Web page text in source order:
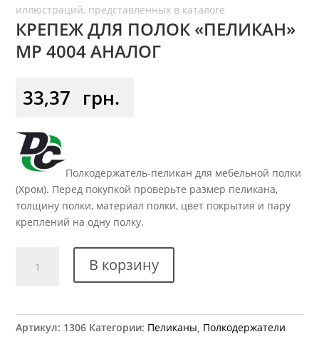
КРЕПЕЖ ДЛЯ ПОЛОК «ПЕЛИКАН»
МР 4004 АНАЛОГ
33,37 грн.
Полкодержатель-пеликан для мебельной полки
(Хром). Перед покупкой проверьте размер пеликана,
толщину полки, материал полки, цвет покрытия и пару
креплений на одну полку.
товара
"пеликан"
В корзину
Артикул: 1306 Категории: Пеликаны, Полкодержатели